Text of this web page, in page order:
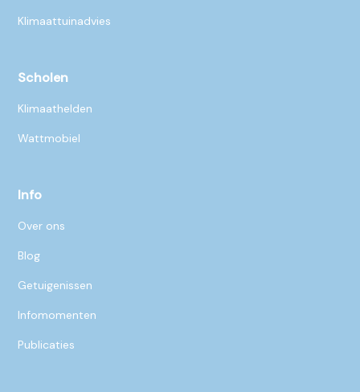
Klimaattuinadvies
Scholen
Klimaathelden
Wattmobiel
Info
Over ons
Blog
Getuigenissen
Infomomenten
Publicaties